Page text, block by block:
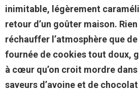
inimitable, légèrement
retour d’un goûter maison.
réchauffer l’atmosphère que
fournée de cookies tout doux,
à cœur qu’on croit mordre dans
saveurs d’avoine et de